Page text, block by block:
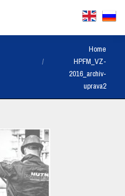
You are here:Home
HPFM_VZ-
2016_archiv-
uprava2